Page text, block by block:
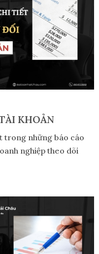
KHOẢN
trong những báo cáo
nghiệp theo dõi